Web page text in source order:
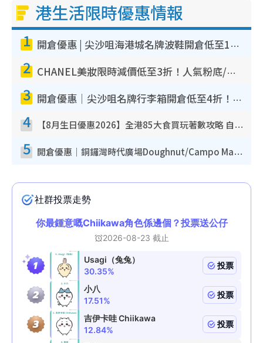
港生活限時優惠情報
1 開倉優惠 | 尖沙咀海港城名牌波鞋開倉低至1折！On鞋$899起／Joy&Peace鞋履$98起
2 CHANEL美妝限時減價低至3折！人氣粉底/唇膏/精華液低至$275！COCO香水都有平
3 開倉優惠｜尖沙咀名牌行李箱開倉低至4折！一連5日 American Tourister/ace./Hallmark $200起！
4 【8月生日優惠2026】全港85大食買玩著數攻略 自助餐/火鍋放題同行免費＋誠品/DONKI送現金券
5 開倉優惠｜銅鑼灣時代廣場Doughnut/Campo Marzio開倉低至1折！背囊、書包、手袋劈價$200起